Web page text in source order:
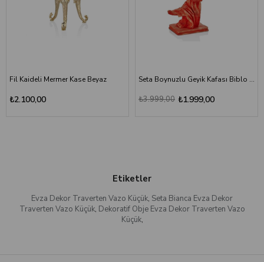
Fil Kaideli Mermer Kase Beyaz
₺2.100,00
Seta Boynuzlu Geyik Kafası Biblo Kırmızı
₺1.999,00
₺3.999,00
Etiketler
Evza Dekor Traverten Vazo Küçük, Seta Bianca Evza Dekor
Traverten Vazo Küçük, Dekoratif Obje Evza Dekor Traverten Vazo
Küçük,